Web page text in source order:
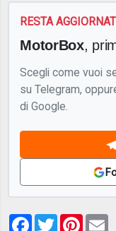
RESTA
MotorBox,
Scegli come vuoi
su Telegram,
di Google.
Facebook
Twitter